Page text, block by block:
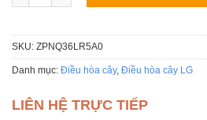
SKU: ZPNQ36LR5A0
Danh mục: Điều hòa cây, Điều hòa cây LG
LIÊN HỆ TRỰC TIẾP